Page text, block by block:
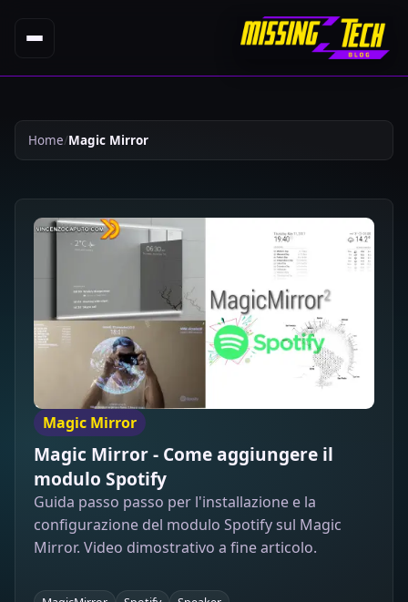
Home Magic Mirror
Magic Mirror
Magic Mirror - Come aggiungere il
modulo Spotify
Guida passo passo per l'installazione e la
configurazione del modulo Spotify sul Magic
Mirror. Video dimostrativo a fine articolo.